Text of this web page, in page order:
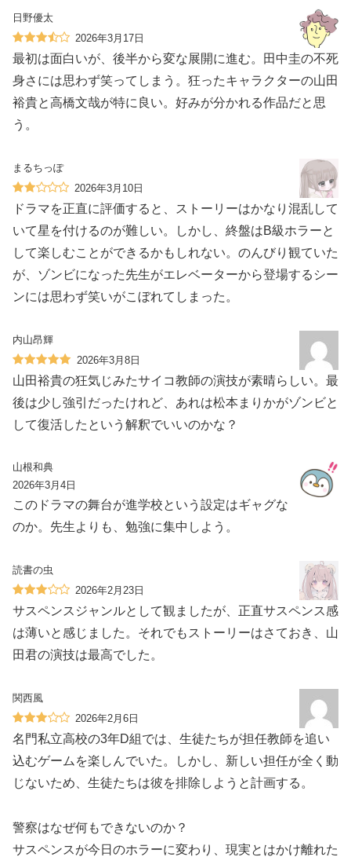
日野優太
2026年3月17日
最初は面白いが、後半から変な展開に進む。田中圭の不死
身さには思わず笑ってしまう。狂ったキャラクターの山田
裕貴と高橋文哉が特に良い。好みが分かれる作品だと思
う。
まるちっぽ
2026年3月10日
ドラマを正直に評価すると、ストーリーはかなり混乱して
いて星を付けるのが難しい。しかし、終盤はB級ホラーと
して楽しむことができるかもしれない。のんびり観ていた
が、ゾンビになった先生がエレベーターから登場するシー
ンには思わず笑いがこぼれてしまった。
内山昂輝
2026年3月8日
山田裕貴の狂気じみたサイコ教師の演技が素晴らしい。最
後は少し強引だったけれど、あれは松本まりかがゾンビと
して復活したという解釈でいいのかな？
山根和典
2026年3月4日
このドラマの舞台が進学校という設定はギャグな
のか。先生よりも、勉強に集中しよう。
読書の虫
2026年2月23日
サスペンスジャンルとして観ましたが、正直サスペンス感
は薄いと感じました。それでもストーリーはさておき、山
田君の演技は最高でした。
関西風
2026年2月6日
名門私立高校の3年D組では、生徒たちが担任教師を追い
込むゲームを楽しんでいた。しかし、新しい担任が全く動
じないため、生徒たちは彼を排除しようと計画する。
警察はなぜ何もできないのか？
サスペンスが今日のホラーに変わり、現実とはかけ離れた